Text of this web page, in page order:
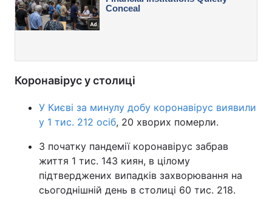
Коронавірус у столиці
У Києві за минулу добу коронавірус виявили
у 1 тис. 212 осіб, 20 хворих померли.
З початку пандемії коронавірус забрав
життя 1 тис. 143 киян, в цілому
підтверджених випадків захворювання на
сьогоднішній день в столиці 60 тис. 218.